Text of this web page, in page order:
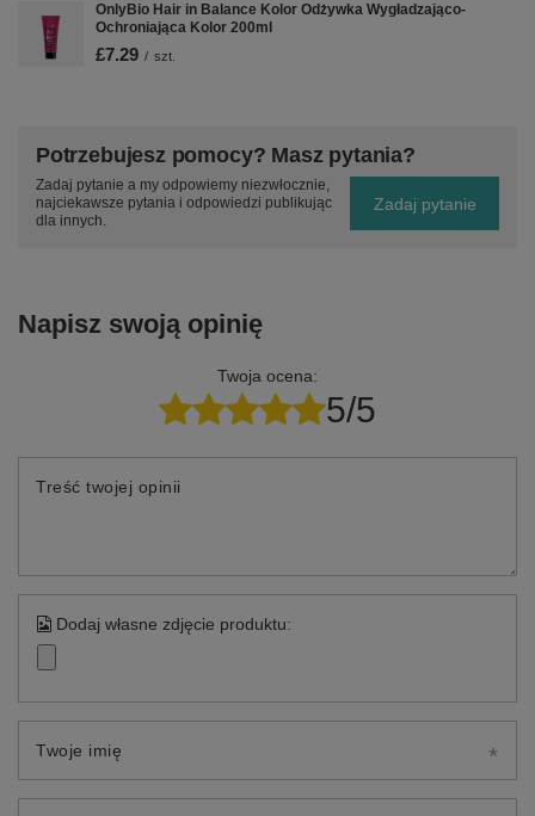
OnlyBio Hair in Balance Kolor Odżywka Wygładzająco-
Ochroniająca Kolor 200ml
£7.29 / szt.
Potrzebujesz pomocy? Masz pytania?
Zadaj pytanie a my odpowiemy niezwłocznie,
najciekawsze pytania i odpowiedzi publikując
dla innych.
Zadaj pytanie
Napisz swoją opinię
Twoja ocena:
5/5
Treść twojej opinii
Dodaj własne zdjęcie produktu:
Twoje imię